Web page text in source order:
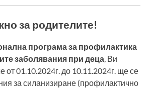
за родителите!
програма за профилактика
заболявания при деца , Ви
от 01.10.2024г. до 10.11.2024г. ще се
за силанизиране (профилактично